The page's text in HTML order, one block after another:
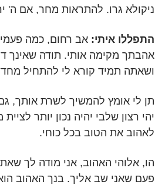
ניקולא גרו. להתראות מחר, אם ה'
התפללו איתי: אב רחום, כמה
אהבתך מקימה אותי. תודה שאינך
ושאתה תמיד קורא לי להתחיל
תן לי אומץ להמשיך לשרת אותך,
יהי רצון שלבי יהיה נכון יותר
לאהוב את הטוב בכל כוחי.
הו, אלוהי האהוב, אני מודה לך
פעם שאני שב אליך. בנך האהוב הוא